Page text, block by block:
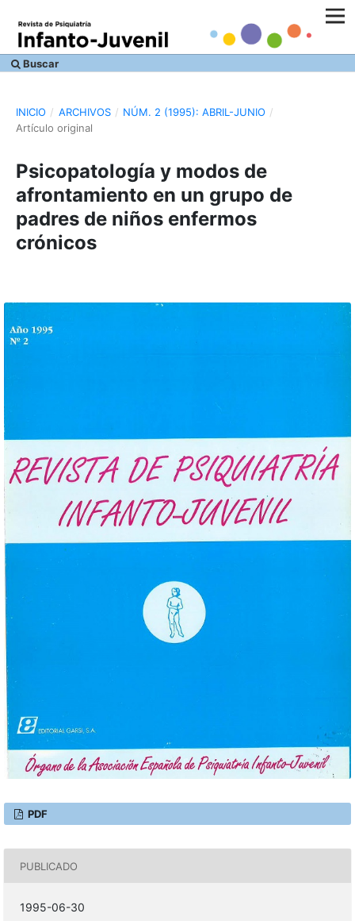
Buscar
INICIO / ARCHIVOS / NÚM. 2 (1995): ABRIL-JUNIO /
Artículo original
Psicopatología y modos de
afrontamiento en un grupo de
padres de niños enfermos
crónicos
PDF
PUBLICADO
1995-06-30